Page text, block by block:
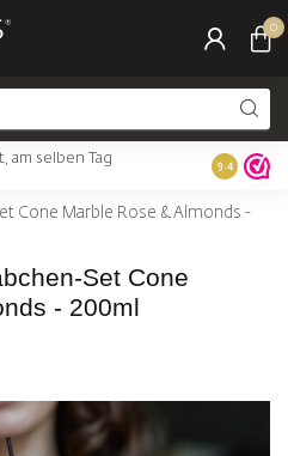
0
am selben Tag
Gratis
9.4
Cone Marble Rose & Almonds -
Set Cone
- 200ml